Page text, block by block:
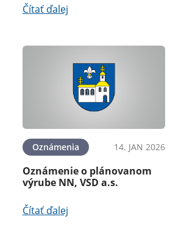
Čítať ďalej
Oznámenia 14. JAN 2026
Oznámenie o plánovanom
výrube NN, VSD a.s.
Čítať ďalej